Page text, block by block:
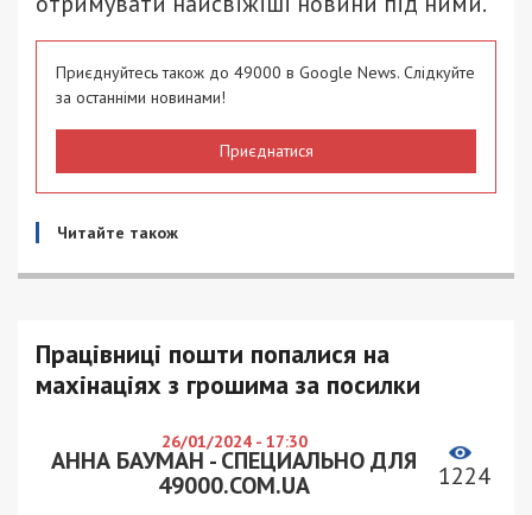
Приєднуйтесь також до 49000 в Google News. Слідкуйте
за останніми новинами!
Приєднатися
Читайте також
Працівниці пошти попалися на
махінаціях з грошима за посилки
26/01/2024 - 17:30
АННА БАУМАН - СПЕЦИАЛЬНО ДЛЯ
49000.COM.UA
1224